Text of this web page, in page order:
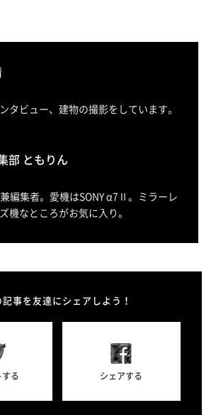
タビュー、建物の撮影をしています。
部 ともりん
編集者。愛機はSONY α7Ⅱ。ミラーレ
機なところがお気に入り。
記事を友達にシェアしよう！
する シェアする